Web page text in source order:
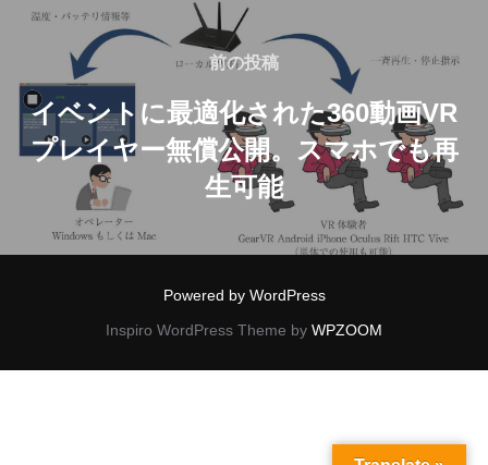
ナ
ビ
ー
前
投
稿
前の投稿
イベントに最適化された360動画VR
プレイヤー無償公開。スマホでも再
生可能
Powered by WordPress
Inspiro WordPress Theme by WPZOOM